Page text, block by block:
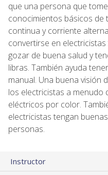
que una persona que
conocimientos básicos
continua y corriente
convertirse en
gozar de buena salud y
libras. También ayuda
manual. Una buena visión
los electricistas a menudo
eléctricos por color.
electricistas tengan
personas.
Instructor